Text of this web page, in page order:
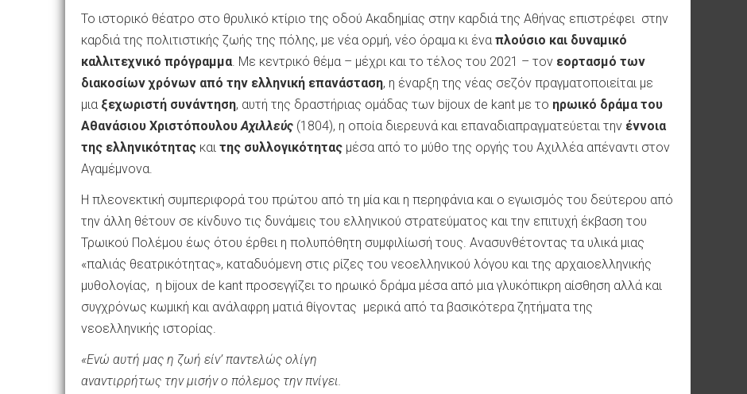
Το ιστορικό θέατρο στο θρυλικό κτίριο της οδού Ακαδημίας στην καρδιά της Αθήνας επιστρέφει στην
καρδιά της πολιτιστικής ζωής της πόλης, με νέα ορμή, νέο όραμα κι έναπλούσιο και δυναμικό
καλλιτεχνικό πρόγραμμα. Mε κεντρικό θέμα – μέχρι και το τέλος του 2021 – τον εορτασμό των
διακοσίων χρόνων από την ελληνική επανάσταση, η έναρξη της νέας σεζόν πραγματοποιείται με
μια ξεχωριστή συνάντηση, αυτή της δραστήριας ομάδας των bijoux de kant με το ηρωικό δράμα του
Αθανάσιου ΧριστόπουλουΑχιλλεύς (1804), η οποία διερευνά και επαναδιαπραγματεύεται την έννοια
της ελληνικότητας και της συλλογικότητας μέσα από το μύθο της οργής του Αχιλλέα απέναντι στον
Αγαμέμνονα.
Η πλεονεκτική συμπεριφορά του πρώτου από τη μία και η περηφάνια και ο εγωισμός του δεύτερου από
την άλλη θέτουν σε κίνδυνο τις δυνάμεις του ελληνικού στρατεύματος και την επιτυχή έκβαση του
Τρωικού Πολέμου έως ότου έρθει η πολυπόθητη συμφιλίωσή τους. Ανασυνθέτοντας τα υλικά μιας
«παλιάς θεατρικότητας», καταδυόμενη στις ρίζες του νεοελληνικού λόγου και της αρχαιοελληνικής
μυθολογίας, η bijoux de kant προσεγγίζει το ηρωικό δράμα μέσα από μια γλυκόπικρη αίσθηση αλλά και
συγχρόνως κωμική και ανάλαφρη ματιά θίγοντας μερικά από τα βασικότερα ζητήματα της
νεοελληνικής ιστορίας.
«Ενώ αυτή μας η ζωή είν’ παντελώς ολίγη
αναντιρρήτως την μισήν ο πόλεμος την πνίγει.